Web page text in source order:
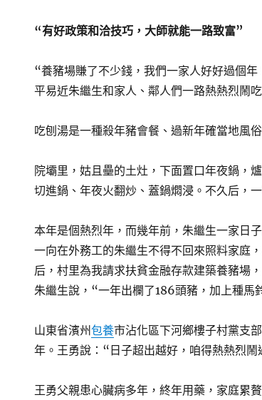
“有好政策和洽技巧，大師就能一路致富”
“養豬場賺了不少錢，我們一家人好好過個
平易近朱繼生和家人、鄰人們一路熱熱烈鬧吃
吃刨湯是一種殺年豬會餐、過新年確當地風俗
院壩里，姑且壘的土灶，下面置口年夜鍋，
切進鍋、年夜火翻炒、蓋鍋燜浸。不久后，
本年是個熱烈年，而幾年前，朱繼生一家日
一向在外務工的朱繼生不得不回來照料家庭
后，村里為我請求扶貧金融存款建築養豬場
朱繼生說，“一年出欄了186頭豬，加上種馬
山東省濱州包養市沾化區下河鄉樓子村黨支
年。王勇說：“日子超出越好，咱得熱熱烈鬧
王勇父親患心臟病多年，終年用藥，家庭累